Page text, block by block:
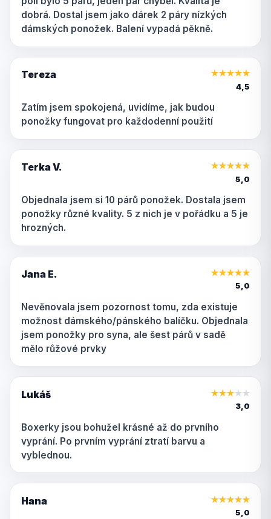
dobrá. Dostal jsem jako dárek 2 páry nízkých
dámských ponožek. Balení vypadá pěkně.
Tereza ★★★★★
4,5
Zatím jsem spokojená, uvidíme, jak budou
ponožky fungovat pro každodenní použití
Terka V. ★★★★★
5,0
Objednala jsem si 10 párů ponožek. Dostala jsem
ponožky různé kvality. 5 z nich je v pořádku a 5 je
hrozných.
Jana E. ★★★★★
5,0
Nevěnovala jsem pozornost tomu, zda existuje
možnost dámského/pánského balíčku. Objednala
jsem ponožky pro syna, ale šest párů v sadě
mělo růžové prvky
Lukáš ★★★★★
3,0
Boxerky jsou bohužel krásné až do prvního
vyprání. Po prvním vyprání ztratí barvu a
vyblednou.
Hana ★★★★★
5,0